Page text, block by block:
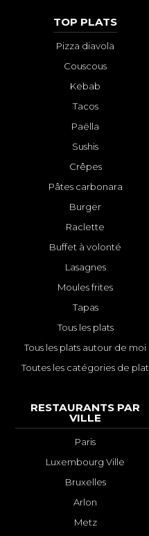
TOP PLATS
Pizza diavola
Couscous
Kebab
Tacos
Paëlla
Sushis
Crêpes
Pâtes carbonara
Burger
Raclette
Buffet à volonté
Lasagnes
Moules frites
Tapas
Tous les plats
Tous les plats autour de moi
Toutes les catégories de plat
RESTAURANTS PAR
VILLE
Paris
Luxembourg Ville
Bruxelles
Arlon
Metz